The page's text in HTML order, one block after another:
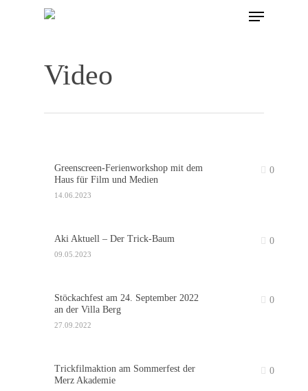
Hit enter to search or ESC to close
Video
Greenscreen-Ferienworkshop mit dem
Haus für Film und Medien
14.06.2023
0
Aki Aktuell – Der Trick-Baum
09.05.2023
0
Stöckachfest am 24. September 2022
an der Villa Berg
27.09.2022
0
Trickfilmaktion am Sommerfest der
Merz Akademie
0